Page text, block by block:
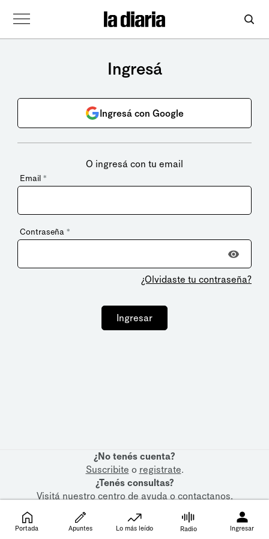
Ingresá
Ingresá con Google
O ingresá con tu email
Email *
Contraseña *
¿Olvidaste tu contraseña?
Ingresar
¿No tenés cuenta?
Suscribite o registrate.
¿Tenés consultas?
Visitá nuestrocentro de ayudaocontactanos.
Portada Apuntes Lo más leído Radio Ingresar